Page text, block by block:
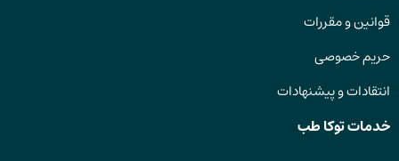
قوانین و مقررات
حریم خصوصی
انتقادات و پیشنهادات
خدمات توکا طب